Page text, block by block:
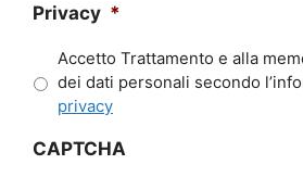
Privacy *
Accetto Trattamento e alla
dei dati personali secondo
privacy
CAPTCHA